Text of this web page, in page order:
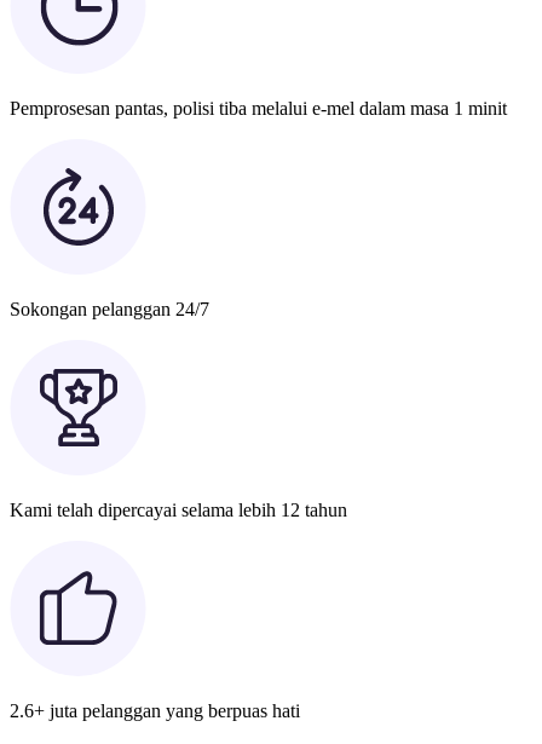
Pemprosesan pantas, polisi tiba melalui e-mel dalam masa 1 minit
Sokongan pelanggan 24/7
Kami telah dipercayai selama lebih 12 tahun
2.6+ juta pelanggan yang berpuas hati